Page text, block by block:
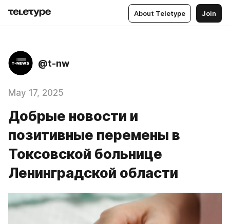
About Teletype Join
@t-nw
May 17, 2025
Добрые новости и
позитивные перемены в
Токсовской больнице
Ленинградской области